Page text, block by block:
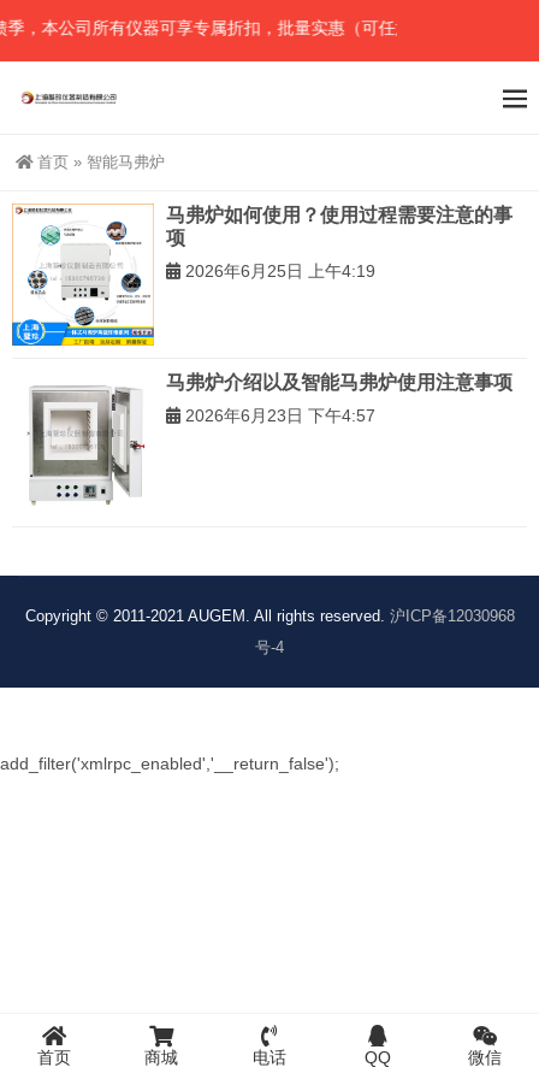
，本公司所有仪器可享专属折扣，批量实惠（可任意组合），详情请
首页 » 智能马弗炉
马弗炉如何使用？使用过程需要注意的事
项
2026年6月25日 上午4:19
马弗炉介绍以及智能马弗炉使用注意事项
2026年6月23日 下午4:57
Copyright © 2011-2021 AUGEM. All rights reserved. 沪ICP备12030968
号-4
首页 商城 电话 QQ 微信
add_filter('xmlrpc_enabled','__return_false');